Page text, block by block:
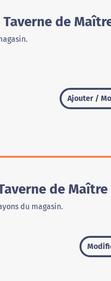
de
Ajouter /
de
du magasin.